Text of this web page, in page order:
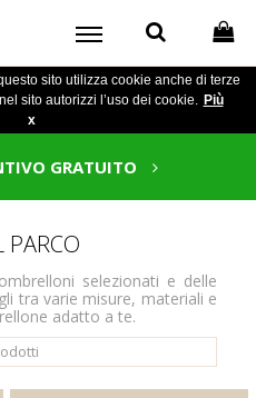
sito utilizza cookie anche di terze
sito autorizzi l’uso dei cookie. Più
x
GRATUITO
PARCO
selezionati e delle
tra varie misure, materiali e
adatto a te.